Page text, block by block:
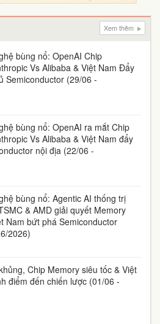
Xem thêm
bùng nổ: OpenAI Chip
Vs Alibaba & Việt Nam Đẩy
Semiconductor (29/06 -
bùng nổ: OpenAI ra mắt Chip
Vs Alibaba & Việt Nam đẩy
nội địa (22/06 -
bùng nổ: Agentic AI thống trị
& AMD giải quyết Memory
Nam bứt phá Semiconductor
2026)
Chip Memory siêu tốc & Việt
điểm đến chiến lược (01/06 -